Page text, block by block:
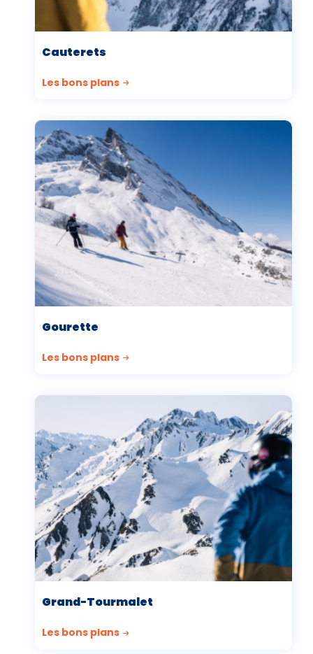
Cauterets
Les bons plans
Gourette
Les bons plans
Grand-Tourmalet
Les bons plans